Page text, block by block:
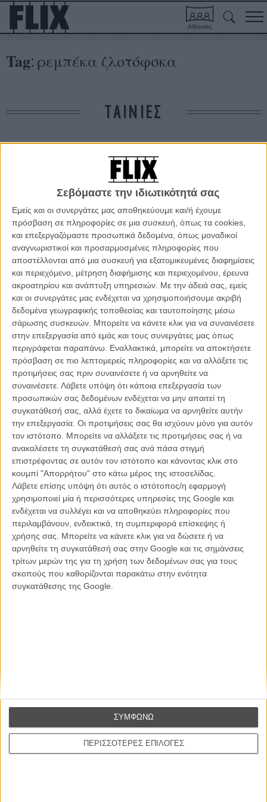
Σεβόμαστε την ιδιωτικότητά σας
Εμείς και οι συνεργάτες μας αποθηκεύουμε και/ή έχουμε
πρόσβαση σε πληροφορίες σε μια συσκευή, όπως τα cookies,
και επεξεργαζόμαστε προσωπικά δεδομένα, όπως μοναδικοί
αναγνωριστικοί και προσαρμοσμένες πληροφορίες που
αποστέλλονται από μια συσκευή για εξατομικευμένες διαφημίσεις
και περιεχόμενο, μέτρηση διαφήμισης και περιεχομένου, έρευνα
ακροατηρίου και ανάπτυξη υπηρεσιών. Με την άδειά σας, εμείς
και οι συνεργάτες μας ενδέχεται να χρησιμοποιήσουμε ακριβή
δεδομένα γεωγραφικής τοποθεσίας και ταυτοποίησης μέσω
σάρωσης συσκευών. Μπορείτε να κάνετε κλικ για να συναινέσετε
στην επεξεργασία από εμάς και τους συνεργάτες μας όπως
περιγράφεται παραπάνω. Εναλλακτικά, μπορείτε να αποκτήσετε
πρόσβαση σε πιο λεπτομερείς πληροφορίες και να αλλάξετε τις
προτιμήσεις σας πριν συναινέσετε ή να αρνηθείτε να
συναινέσετε. Λάβετε υπόψη ότι κάποια επεξεργασία των
προσωπικών σας δεδομένων ενδέχεται να μην απαιτεί τη
συγκατάθεσή σας, αλλά έχετε το δικαίωμα να αρνηθείτε αυτήν
την επεξεργασία. Οι προτιμήσεις σας θα ισχύουν μόνο για αυτόν
τον ιστότοπο. Μπορείτε να αλλάξετε τις προτιμήσεις σας ή να
ανακαλέσετε τη συγκατάθεσή σας ανά πάσα στιγμή
επιστρέφοντας σε αυτόν τον ιστότοπο και κάνοντας κλικ στο
κουμπί "Απορρήτου" στο κάτω μέρος της ιστοσελίδας.
Λάβετε επίσης υπόψη ότι αυτός ο ιστότοπος/η εφαρμογή
χρησιμοποιεί μία ή περισσότερες υπηρεσίες της Google και
ενδέχεται να συλλέγει και να αποθηκεύει πληροφορίες που
περιλαμβάνουν, ενδεικτικά, τη συμπεριφορά επίσκεψης ή
χρήσης σας. Μπορείτε να κάνετε κλικ για να δώσετε ή να
αρνηθείτε τη συγκατάθεσή σας στην Google και τις σημάνσεις
τρίτων μερών της για τη χρήση των δεδομένων σας για τους
σκοπούς που καθορίζονται παρακάτω στην ενότητα
συγκατάθεσης της Google.
ΠΕΡΙΣΣΟΤΕΡΕΣ ΕΠΙΛΟΓΕΣ
ΣΥΜΦΩΝΩ
Αίθουσες
Tag: ρεμπέκα ζλοτόφσκα
ΤΑΙΝΙΕΣ
Δε βρέθηκαν σχετικές κριτικές ταινιών.
ΑΡΘΡΑ
Κάννες 2013: «Grand Central», μια Κάρεν Σίλκγουντ για
αρχάριους
ΝΕΑ /19 ΜΑΙ 2013/ Λήδα Γαλανού
Βιμ Βέντερς
Συνέντευξη
Η επιτυχία είναι υπερτιμημένη. Δεν σε κάνει
καλύτερο, δεν σε πάει πουθενά η επιτυχία. Είναι
απλώς ένα ωραίο, ανεβαστικό, επιφανειακό
συναίσθημα.»
CONNECT
Εγγράψου στο εβδομαδιαίο newsletter μας.
Θέλω να λαμβάνω τα newsletter σας.